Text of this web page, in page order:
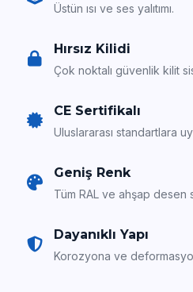
Üstün ısı ve ses yalıtımı.
Hırsız Kilidi
Çok noktalı güvenlik kilit
CE Sertifikalı
Uluslararası standartlara
Geniş Renk
Tüm RAL ve ahşap desen
Dayanıklı Yapı
Korozyona ve